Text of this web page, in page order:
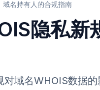
域名持有人的合规指南
隐私新
对域名WHOIS数据